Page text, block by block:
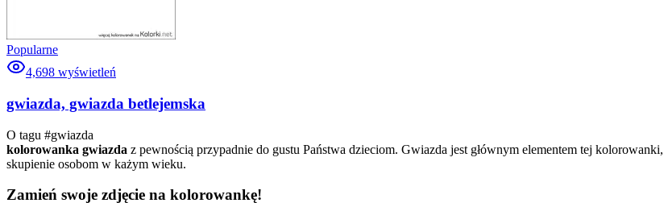
Popularne
4,698 wyświetleń
gwiazda, gwiazda betlejemska
O tagu #gwiazda
kolorowanka gwiazda z pewnością przypadnie do gustu Państwa dzieciom. Gwiazda jest głównym elementem tej
skupienie osobom w każym wieku.
Zamień swoje zdjęcie na kolorowankę!